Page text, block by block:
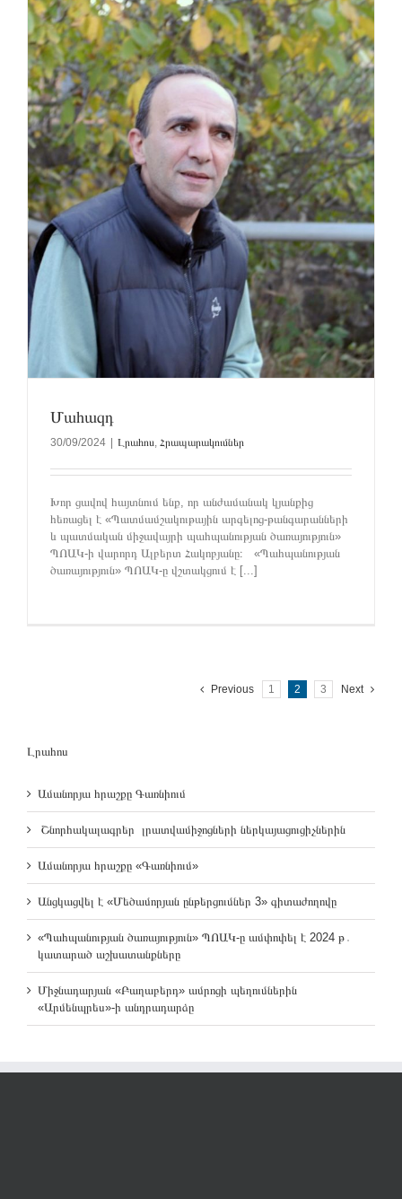
Մահազդ
30/09/2024 Լրահոս, Հրապարակումներ
Խոր ցավով հայտնում ենք, որ անժամանակ կյանքից
հեռացել է «Պատմամշակութային արգելոց-թանգարանների
և պատմական միջավայրի պահպանության ծառայություն»
ՊՈԱԿ-ի վարորդ Ալբերտ Հակոբյանը։ «Պահպանության
ծառայություն» ՊՈԱԿ-ը վշտակցում է [...]
Previous 1 2 3 Next
Լրահոս
Ամանորյա հրաշքը Գառնիում
Շնորհակալագրեր լրատվամիջոցների ներկայացուցիչներին
Ամանորյա հրաշքը «Գառնիում»
Անցկացվել է «Մեծամորյան ընթերցումներ 3» գիտաժողովը
«Պահպանության ծառայություն» ՊՈԱԿ-ը ամփոփել է 2024 թ․
կատարած աշխատանքները
Միջնադարյան «Բաղաբերդ» ամրոցի պեղումներին
«Արմենպրես»-ի անդրադարձը